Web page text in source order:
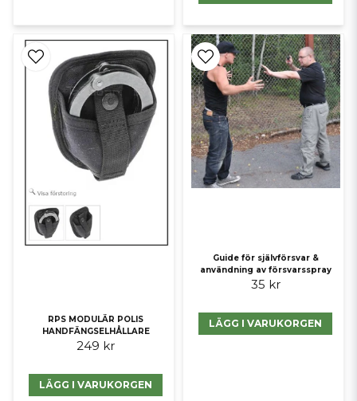
RPS MODULÄR POLIS
HANDFÄNGSELHÅLLARE
249 kr
LÄGG I VARUKORGEN
Guide för självförsvar &
användning av försvarsspray
35 kr
LÄGG I VARUKORGEN